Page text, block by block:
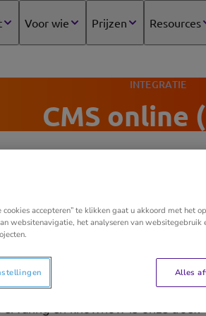
Voor wie Prijzen Resources
CMS online
INTEGRATIE
team (TCM Belgium), maar
Group), onze
Infopole, VDV & UPV) onze
Crion,
ervaring en knowhow is onze
cookies accepteren” te klikken gaat u akkoord met het
websitenavigatie, het analyseren van websitegebruik
Alles